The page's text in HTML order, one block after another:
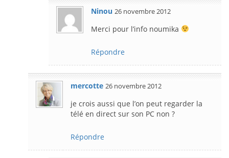
Ninou 26 novembre 2012
Merci pour l’info noumika
Répondre
mercotte 26 novembre 2012
je crois aussi que l’on peut regarder la
télé en direct sur son PC non ?
Répondre